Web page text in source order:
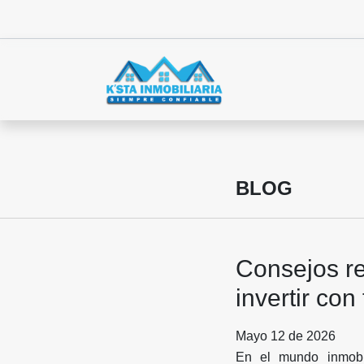
BLOG
Consejos
invertir
Mayo 12 de 2026
En el mundo